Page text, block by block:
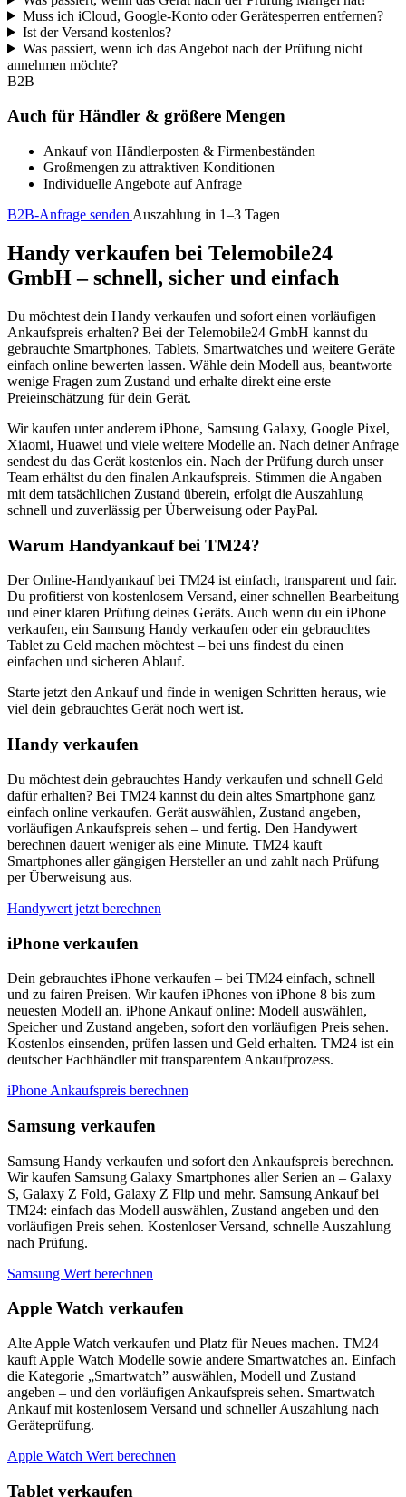
Muss ich iCloud, Google-Konto oder Gerätesperren entfernen?
Ist der Versand kostenlos?
Was passiert, wenn ich das Angebot nach der Prüfung nicht
annehmen möchte?
B2B
Auch für Händler & größere Mengen
Ankauf von Händlerposten & Firmenbeständen
Großmengen zu attraktiven Konditionen
Individuelle Angebote auf Anfrage
B2B-Anfrage senden Auszahlung in 1–3 Tagen
Handy verkaufen bei Telemobile24
GmbH – schnell, sicher und einfach
Du möchtest dein Handy verkaufen und sofort einen vorläufigen
Ankaufspreis erhalten? Bei der Telemobile24 GmbH kannst du
gebrauchte Smartphones, Tablets, Smartwatches und weitere Geräte
einfach online bewerten lassen. Wähle dein Modell aus, beantworte
wenige Fragen zum Zustand und erhalte direkt eine erste
Preieinschätzung für dein Gerät.
Wir kaufen unter anderem iPhone, Samsung Galaxy, Google Pixel,
Xiaomi, Huawei und viele weitere Modelle an. Nach deiner Anfrage
sendest du das Gerät kostenlos ein. Nach der Prüfung durch unser
Team erhältst du den finalen Ankaufspreis. Stimmen die Angaben
mit dem tatsächlichen Zustand überein, erfolgt die Auszahlung
schnell und zuverlässig per Überweisung oder PayPal.
Warum Handyankauf bei TM24?
Der Online-Handyankauf bei TM24 ist einfach, transparent und fair.
Du profitierst von kostenlosem Versand, einer schnellen Bearbeitung
und einer klaren Prüfung deines Geräts. Auch wenn du ein iPhone
verkaufen, ein Samsung Handy verkaufen oder ein gebrauchtes
Tablet zu Geld machen möchtest – bei uns findest du einen
einfachen und sicheren Ablauf.
Starte jetzt den Ankauf und finde in wenigen Schritten heraus, wie
viel dein gebrauchtes Gerät noch wert ist.
Handy verkaufen
Du möchtest dein gebrauchtes Handy verkaufen und schnell Geld
dafür erhalten? Bei TM24 kannst du dein altes Smartphone ganz
einfach online verkaufen. Gerät auswählen, Zustand angeben,
vorläufigen Ankaufspreis sehen – und fertig. Den Handywert
berechnen dauert weniger als eine Minute. TM24 kauft
Smartphones aller gängigen Hersteller an und zahlt nach Prüfung
per Überweisung aus.
Handywert jetzt berechnen
iPhone verkaufen
Dein gebrauchtes iPhone verkaufen – bei TM24 einfach, schnell
und zu fairen Preisen. Wir kaufen iPhones von iPhone 8 bis zum
neuesten Modell an. iPhone Ankauf online: Modell auswählen,
Speicher und Zustand angeben, sofort den vorläufigen Preis sehen.
Kostenlos einsenden, prüfen lassen und Geld erhalten. TM24 ist ein
deutscher Fachhändler mit transparentem Ankaufprozess.
iPhone Ankaufspreis berechnen
Samsung verkaufen
Samsung Handy verkaufen und sofort den Ankaufspreis berechnen.
Wir kaufen Samsung Galaxy Smartphones aller Serien an – Galaxy
S, Galaxy Z Fold, Galaxy Z Flip und mehr. Samsung Ankauf bei
TM24: einfach das Modell auswählen, Zustand angeben und den
vorläufigen Preis sehen. Kostenloser Versand, schnelle Auszahlung
nach Prüfung.
Samsung Wert berechnen
Apple Watch verkaufen
Alte Apple Watch verkaufen und Platz für Neues machen. TM24
kauft Apple Watch Modelle sowie andere Smartwatches an. Einfach
die Kategorie „Smartwatch” auswählen, Modell und Zustand
angeben – und den vorläufigen Ankaufspreis sehen. Smartwatch
Ankauf mit kostenlosem Versand und schneller Auszahlung nach
Geräteprüfung.
Apple Watch Wert berechnen
Tablet verkaufen